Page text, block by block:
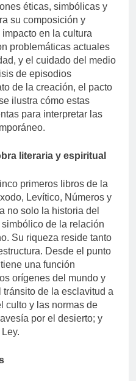
éticas, simbólicas y
su composición y
en la cultura
problemáticas actuales
y el cuidado del medio
de episodios
de la creación, el pacto
ilustra cómo estas
para interpretar las
literaria y espiritual
primeros libros de la
Levítico, Números y
no solo la historia del
de la relación
Su riqueza reside tanto
Desde el punto
una función
orígenes del mundo y
de la esclavitud a
culto y las normas de
por el desierto; y